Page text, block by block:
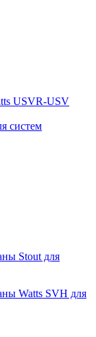
USVR-USV
систем
Stout для
Watts SVH для